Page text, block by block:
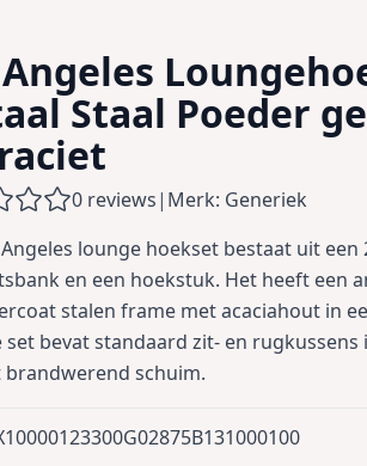
Staal Poeder
0 reviews| Merk: Generiek
lounge hoekset bestaat uit een
en een hoekstuk. Het heeft een
stalen frame met acaciahout in
set bevat standaard zit- en rugkussens
brandwerend schuim.